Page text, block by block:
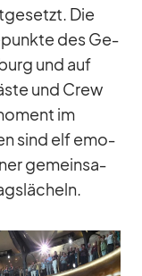
Die
des Ge­
und auf
und Crew
im
sind elf emo­
ge­mein­sa­